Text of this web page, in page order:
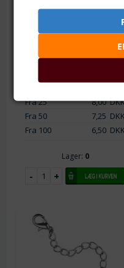
Varenr.: tb0712
karabinlåse. Rustfri
Fra 25
8,00
Fra 50
7,25 DKK
Fra 100
6,50DKK
Lager: 0